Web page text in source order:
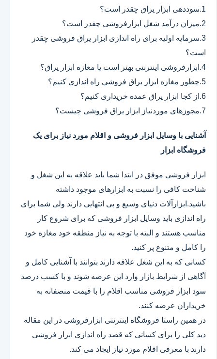
1.سوددهی ابزار یراق چقدر است؟
2.میزان درآمد شغل ابزارفروشی چقدر است؟
3.سرمایه اولیه برای راه اندازی ابزار یراق فروشی چقدر
است؟
4.ابزارفروشی اینترنتی بهتر است یا مغازه ابزار یراق؟
5.چطور مغازه ابزار یراق فروشی راه اندازی کنیم؟
6.از کجا ابزار یراق عمده خریداری کنیم؟
7.مجوزهای موردنیاز ابزار یراق فروشی چیست؟
آشنایی با وسایل ابزار فروشی و اقلام مورد نیاز برای یک
فروشگاه ابزار
ابزار فروشی موفق در ابتدا شما باید علاقه به این شغل و
شناخت کافی را نسبت به ابزارهای موجود داشته
باشید.ابزارآلات دنیای وسیع و بی انتهایی دارند ولی شما برای
راه اندازی باید وسایل ابزار فروشی که برای شروع کار
مناسب هستند و البته با توجه به نیاز منطقه خود مغازه خود
را کامل و متنوع پر کنید.
کسانی که به این شغل علاقه دارند بتوانند با آشنایی کامل و
آگاهی از شرایط بازار وارد این عرصه شوند و با کسب درصد
سود ابزار فروشی مناسب اقلام را با قیمت منصفانه به
خریداران عرضه کنند.
در همین راستا فروشگاه اینترنتی ابزارفروشی در این مقاله
دید کلی را برای کسانی که قصد راه اندازی ابزار فروشی
دارند با معرفی اقلام مورد نیاز ایجاد می کند.